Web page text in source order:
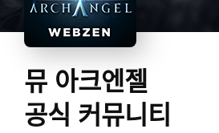
뮤 아크엔젤
공식 커뮤니티